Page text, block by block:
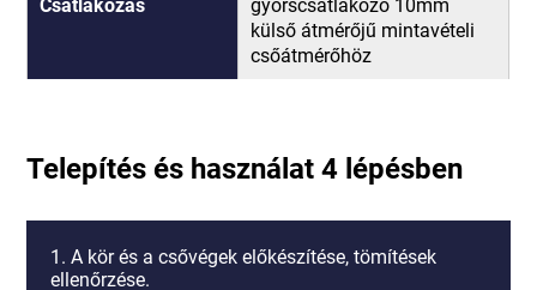
külső átmérőjű mintavételi
csőátmérőhöz
Telepítés és használat 4 lépésben
1. A kör és a csővégek előkészítése, tömítések
ellenőrzése.